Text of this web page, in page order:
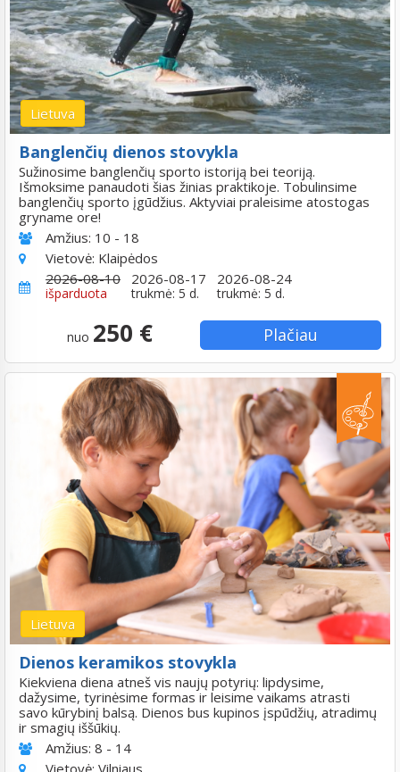
Lietuva
Banglenčių dienos stovykla
Sužinosime banglenčių sporto istoriją bei teoriją.
Išmoksime panaudoti šias žinias praktikoje. Tobulinsime
banglenčių sporto įgūdžius. Aktyviai praleisime atostogas
gryname ore!
Amžius: 10 - 18
Vietovė: Klaipėdos
2026-08-10
išparduota
2026-08-17
trukmė: 5 d.
2026-08-24
trukmė: 5 d.
nuo 250 € Plačiau
Lietuva
Dienos keramikos stovykla
Kiekviena diena atneš vis naujų potyrių: lipdysime,
dažysime, tyrinėsime formas ir leisime vaikams atrasti
savo kūrybinį balsą. Dienos bus kupinos įspūdžių, atradimų
ir smagių iššūkių.
Amžius: 8 - 14